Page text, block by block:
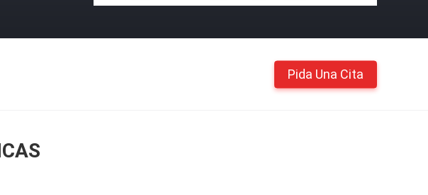
Pida Una Cita